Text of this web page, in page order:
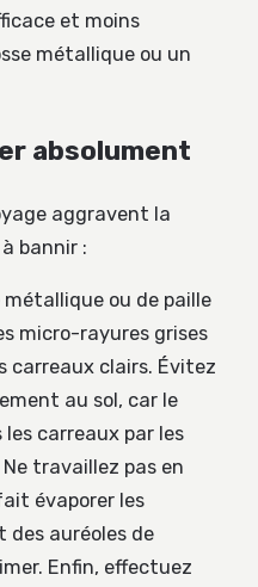
et moins
métallique ou un
absolument
aggravent la
bannir :
métallique ou de paille
micro-rayures grises
carreaux clairs. Évitez
au sol, car le
les carreaux par les
travaillez pas en
évaporer les
auréoles de
Enfin, effectuez